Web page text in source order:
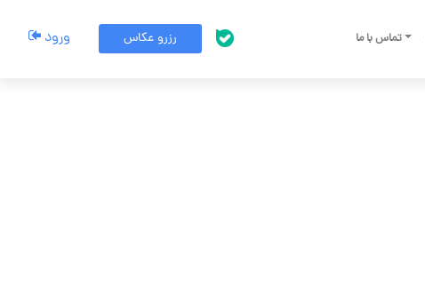
تماس با ما پشتیبانی بله رزرو عکاس ورود